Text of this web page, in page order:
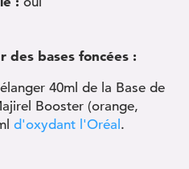
des bases foncées :
40ml de la Base de
Booster (orange,
d'oxydant l'Oréal.